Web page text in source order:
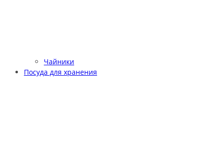
Чайники
Посуда для хранения